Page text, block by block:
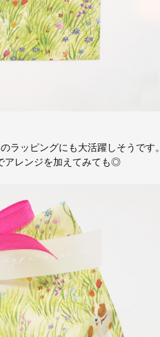
ラッピングにも大活躍しそうです。
アレンジを加えてみても◎